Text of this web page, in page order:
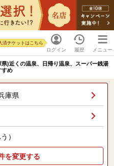
ログイン
済チケットはこちら
履歴 メニュー
)近くの温泉、日帰り温泉、スーパー銭湯
すめ
庫県
）
を変更する